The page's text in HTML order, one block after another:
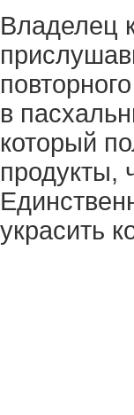
Владелец
в
который
продукты,
украсить